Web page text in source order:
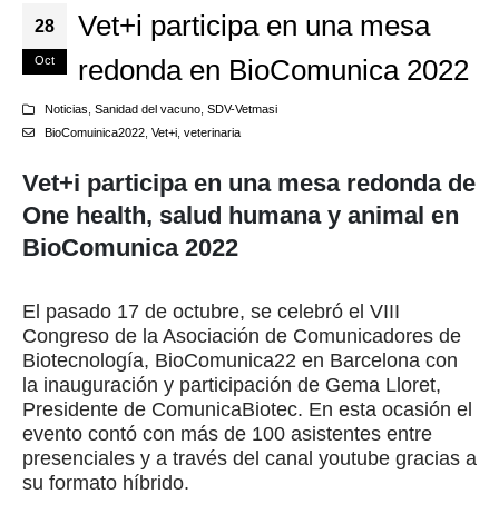
28
Oct
Vet+i participa en una mesa
redonda en BioComunica 2022
Noticias Sanidad del vacuno, SDV-Vetmasi
BioComuinica2022, Vet+i, veterinaria
Vet+i participa en una mesa redonda de
One health, salud humana y animal en
BioComunica 2022
El pasado 17 de octubre, se celebró el VIII
Congreso de la Asociación de Comunicadores de
Biotecnología, BioComunica22 en Barcelona con
la inauguración y participación de Gema Lloret,
Presidente de ComunicaBiotec. En esta ocasión el
evento contó con más de 100 asistentes entre
presenciales y a través del canal youtube gracias a
su formato híbrido.